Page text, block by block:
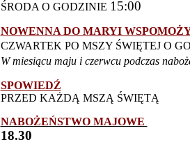
ŚRODA O GODZINIE 15:00
NOWENNA DO MARYI
CZWARTEK PO MSZY ŚWIĘTEJ O
W miesiącu maju i czerwcu podczas
SPOWIEDŹ
PRZED KAŻDĄ MSZĄ ŚWIĘTĄ
NABOŻEŃSTWO MAJOWE
18.30